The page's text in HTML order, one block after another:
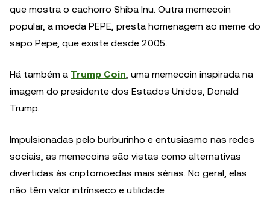
que mostra o cachorro Shiba Inu. Outra memecoin
popular, a moeda PEPE, presta homenagem ao meme do
sapo Pepe, que existe desde 2005.
Há também a Trump Coin, uma memecoin inspirada na
imagem do presidente dos Estados Unidos, Donald
Trump.
Impulsionadas pelo burburinho e entusiasmo nas redes
sociais, as memecoins são vistas como alternativas
divertidas às criptomoedas mais sérias. No geral, elas
não têm valor intrínseco e utilidade.